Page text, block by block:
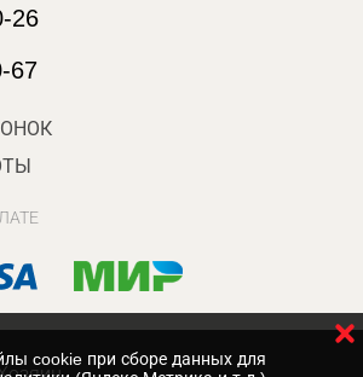
26
67
cookie при сборе данных для